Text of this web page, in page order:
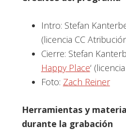
Intro: Stefan
(licencia CC
Cierre: Stefan
Happy Place‘
Foto: Zach Reiner
Herramientas y
durante la grabación